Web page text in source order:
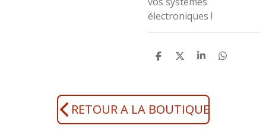
électroniques !
P
a
g
e
r
P
a
g
e
r
P
a
g
e
r
P
RETOUR A LA BOUTIQUE